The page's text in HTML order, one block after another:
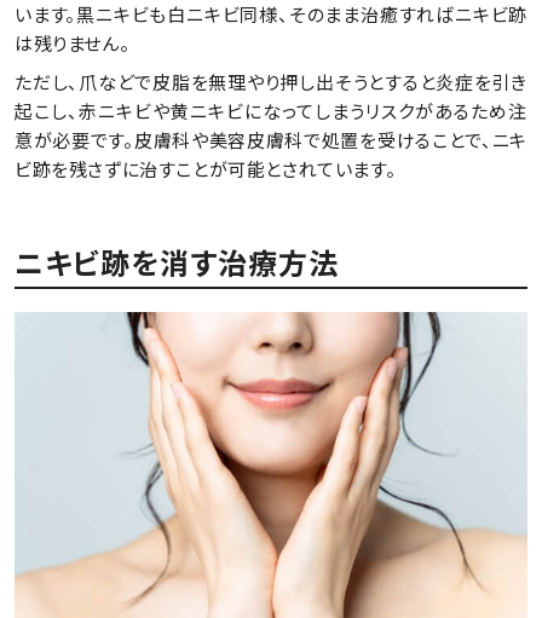
います。黒ニキビも白ニキビ同様、そのまま治癒すればニキビ跡
は残りません。
ただし、爪などで皮脂を無理やり押し出そうとすると炎症を引き
起こし、赤ニキビや黄ニキビになってしまうリスクがあるため注
意が必要です。皮膚科や美容皮膚科で処置を受けることで、ニキ
ビ跡を残さずに治すことが可能とされています。
ニキビ跡を消す治療方法